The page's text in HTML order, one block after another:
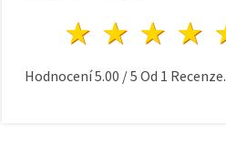
3
2
1 hvězda
Hodnocení5.00 /5 Od 1 Recenze.